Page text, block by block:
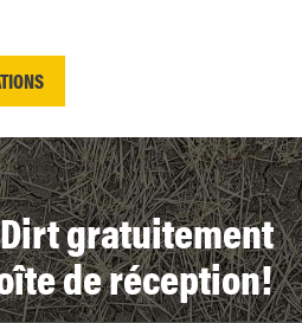
gratuitement
de réception!